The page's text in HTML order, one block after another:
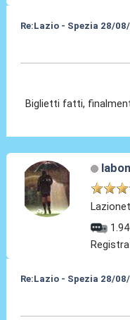
Re:Lazio - Spezia 28/
Biglietti fatti,
Re:Lazio - Spezia 28/